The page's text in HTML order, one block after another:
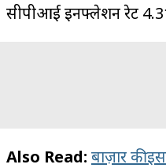
सीपीआई इनफ्लेशन रेट
Also Read: बाज़ार की